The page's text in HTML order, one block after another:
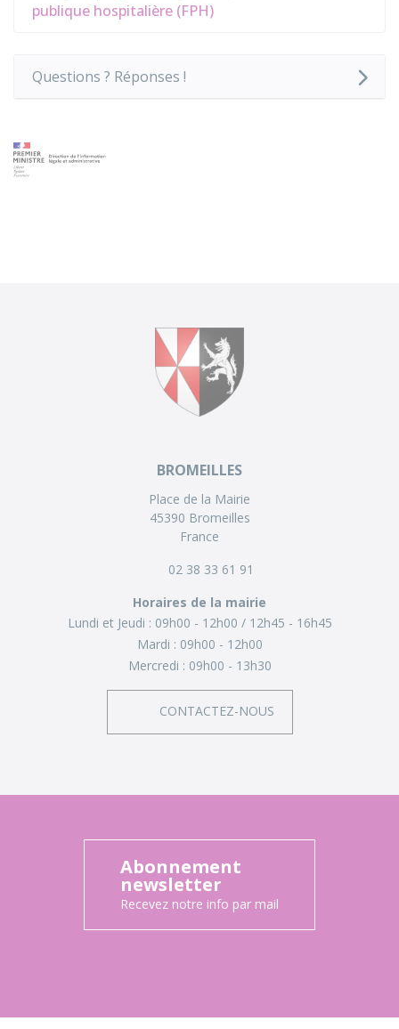
publique hospitalière (FPH)
Questions ? Réponses !
BROMEILLES
Place de la Mairie
45390 Bromeilles
France
02 38 33 61 91
Horaires de la mairie
Lundi et Jeudi : 09h00 - 12h00
12h45 - 16h45
Mardi : 09h00 - 12h00
Mercredi : 09h00 - 13h30
CONTACTEZ-NOUS
Abonnement
newsletter
Recevez notre info par mail